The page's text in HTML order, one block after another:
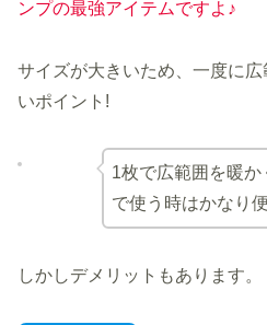
ンプの最強アイテムですよ♪
サイズが大きいため、一度に
いポイント!
1枚で広範囲を暖
で使う時はかなり
しかしデメリットもあります。